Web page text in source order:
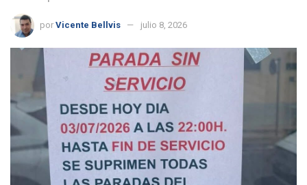
por Vicente Bellvis julio 8, 2026